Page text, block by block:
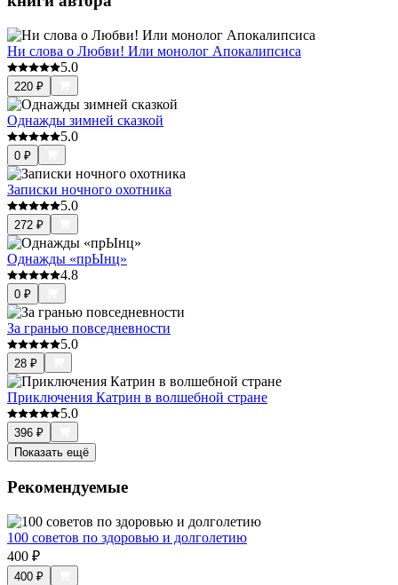
Ни слова о Любви! Или монолог Апокалипсиса
5.0
220 ₽
Однажды зимней сказкой
5.0
0 ₽
Записки ночного охотника
5.0
272 ₽
Однажды «прЫнц»
4.8
0 ₽
За гранью повседневности
5.0
28 ₽
Приключения Катрин в волшебной стране
5.0
396 ₽
Показать ещё
Рекомендуемые
100 советов по здоровью и долголетию
400 ₽
400 ₽